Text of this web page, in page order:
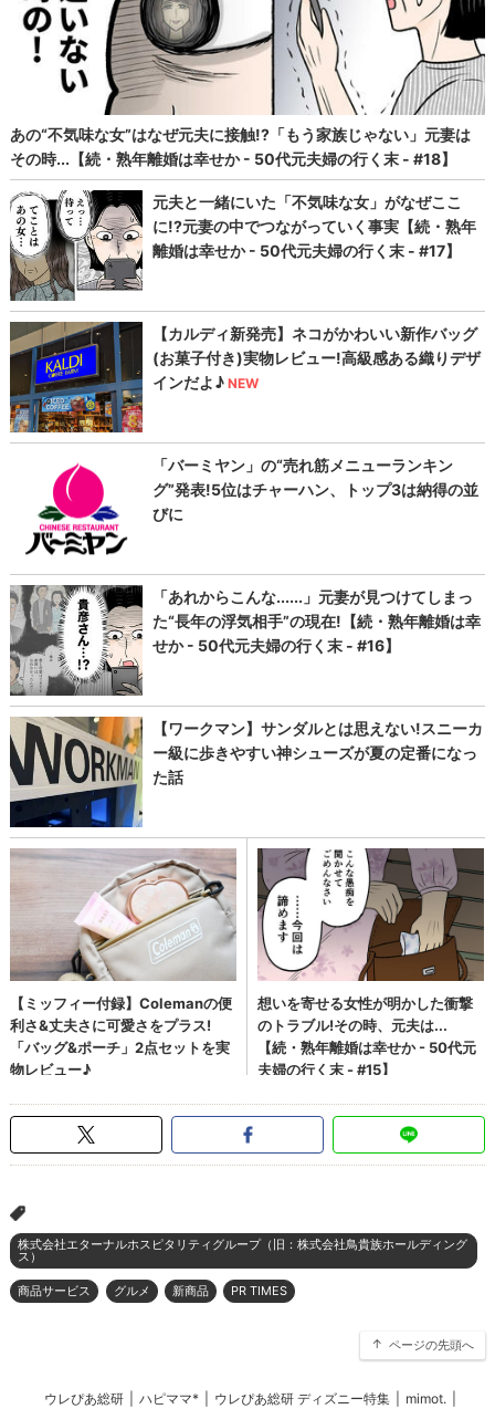
株式会社エターナルホスピタリティグループ（旧：株式会社鳥貴族ホールディング
ス）
商品サービス グルメ 新商品 PR TIMES
ページの先頭へ
ウレぴあ総研 ハピママ* ウレぴあ総研 ディズニー特集 mimot.